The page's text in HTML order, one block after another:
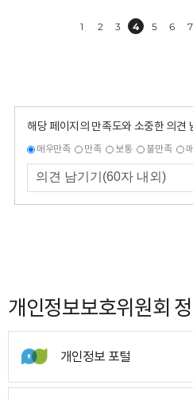
1 2 3 4 5 6 7
해당 페이지의 만족도와 소중한 의견
매우만족 만족 보통 불만족
개인정보보호위원회
개인정보 포털